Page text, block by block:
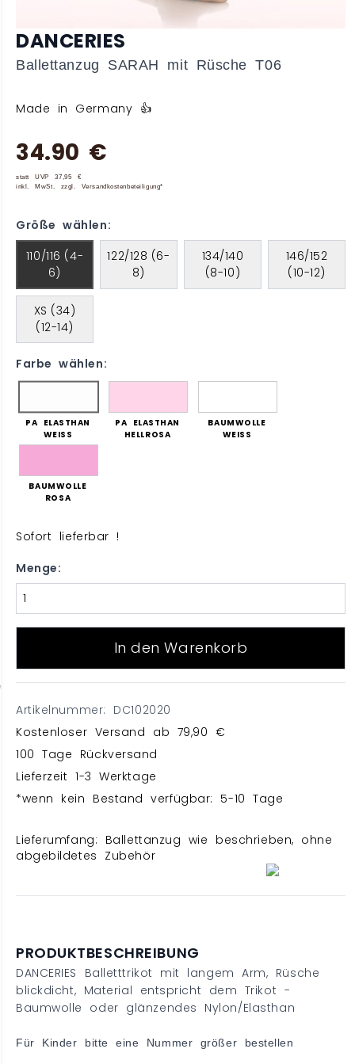
DANCERIES
Ballettanzug SARAH mit Rüsche T06
Made in Germany 👍
34.90 €
statt UVP 37,95 €
inkl. MwSt. zzgl. Versandkostenbeteiligung*
Größe wählen:
110/116 (4-
6)
122/128 (6-
8)
134/140
(8-10)
146/152
(10-12)
XS (34)
(12-14)
Farbe wählen:
PA ELASTHAN
WEISS
PA ELASTHAN
HELLROSA
BAUMWOLLE
WEISS
BAUMWOLLE
ROSA
Sofort lieferbar !
Menge:
In den Warenkorb
Artikelnummer: DC102020
Kostenloser Versand ab 79,90 €
100 Tage Rückversand
Lieferzeit 1-3 Werktage
*wenn kein Bestand verfügbar: 5-10 Tage
Lieferumfang: Ballettanzug wie beschrieben, ohne
abgebildetes Zubehör
PRODUKTBESCHREIBUNG
DANCERIES Balletttrikot mit langem Arm, Rüsche
blickdicht, Material entspricht dem Trikot -
Baumwolle oder glänzendes Nylon/Elasthan
Für Kinder bitte eine Nummer größer bestellen